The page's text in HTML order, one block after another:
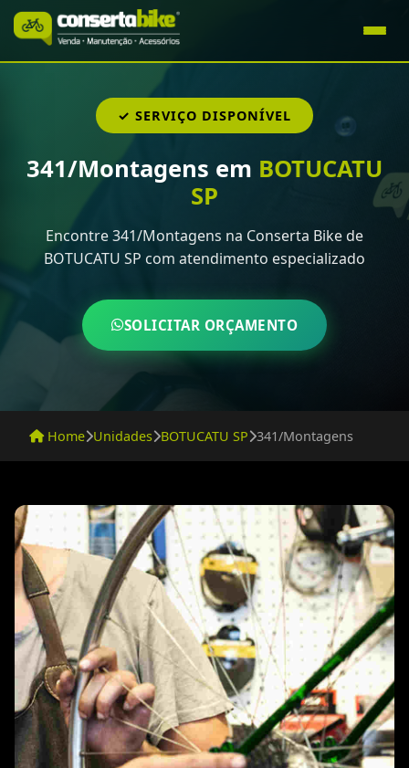
✓ SERVIÇO DISPONÍVEL
341/Montagens em BOTUCATU
SP
Encontre 341/Montagens na Conserta Bike de
BOTUCATU SP com atendimento especializado
SOLICITAR ORÇAMENTO
Home Unidades BOTUCATU SP 341/Montagens